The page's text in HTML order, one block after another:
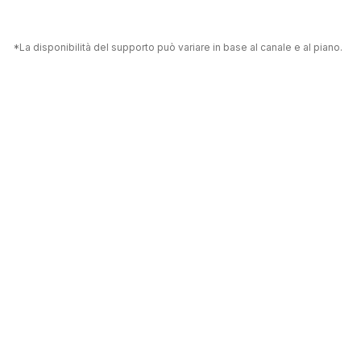
*La disponibilità del supporto può variare in base al canale e al piano.